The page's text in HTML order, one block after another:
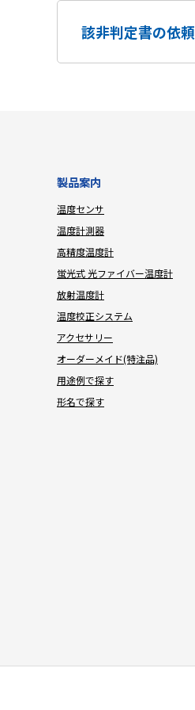
該非判定書の依頼
製品案内
温度センサ
温度計測器
高精度温度計
蛍光式 光ファイバー温度計
放射温度計
温度校正システム
アクセサリー
オーダーメイド(特注品)
用途例で探す
形名で探す